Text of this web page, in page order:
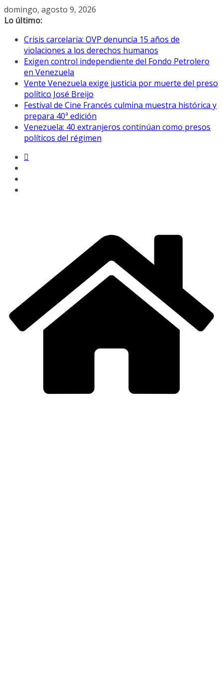
Saltar
al
domingo, agosto 9, 2026
Lo último:
Crisis carcelaria: OVP denuncia 15 años de
violaciones a los derechos humanos
Exigen control independiente del Fondo Petrolero
en Venezuela
Vente Venezuela exige justicia por muerte del preso
político José Breijo
Festival de Cine Francés culmina muestra histórica y
prepara 40ª edición
Venezuela: 40 extranjeros continúan como presos
políticos del régimen